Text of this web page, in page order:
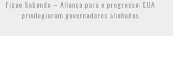
Fique Sabendo – Aliança para o progresso: EUA
privilegiaram governadores alinhados